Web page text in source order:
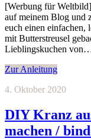
[Werbung für
auf meinem Blog und
euch einen einfachen,
mit Butterstreusel
Lieblingskuchen
Zur Anleitung
4. Oktober 2020
DIY Kranz
machen /